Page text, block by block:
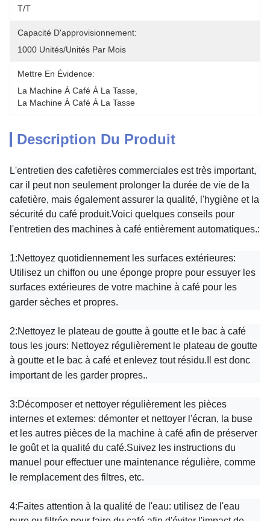
T/T
Capacité D'approvisionnement:
1000 Unités/unités Par Mois
Mettre En Évidence:
La Machine À Café À La Tasse
La Machine À Café À La Tasse
Description Du Produit
L'entretien des cafetières commerciales est très important,
car il peut non seulement prolonger la durée de vie de la
cafetière, mais également assurer la qualité, l'hygiène et la
sécurité du café produit.Voici quelques conseils pour
l'entretien des machines à café entièrement automatiques.:
1:Nettoyez quotidiennement les surfaces extérieures:
Utilisez un chiffon ou une éponge propre pour essuyer les
surfaces extérieures de votre machine à café pour les
garder sèches et propres.
2:Nettoyez le plateau de goutte à goutte et le bac à café
tous les jours: Nettoyez régulièrement le plateau de goutte
à goutte et le bac à café et enlevez tout résidu.Il est donc
important de les garder propres..
3:Décomposer et nettoyer régulièrement les pièces
internes et externes: démonter et nettoyer l'écran, la buse
et les autres pièces de la machine à café afin de préserver
le goût et la qualité du café.Suivez les instructions du
manuel pour effectuer une maintenance régulière, comme
le remplacement des filtres, etc.
4:Faites attention à la qualité de l'eau: utilisez de l'eau